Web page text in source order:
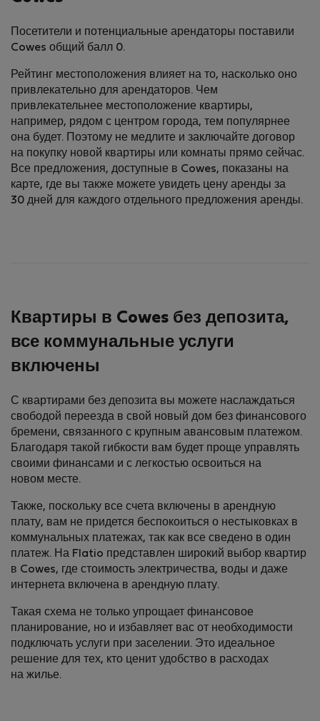
Посетители и потенциальные арендаторы поставили
Cowes общий балл 0.
Рейтинг местоположения влияет на то, насколько оно
привлекательно для арендаторов. Чем
привлекательнее местоположение квартиры,
например, рядом с центром города, тем популярнее
она будет. Поэтому не медлите и заключайте договор
на покупку новой квартиры или комнаты прямо сейчас.
Все предложения, доступные в Cowes, показаны на
карте, где вы также можете увидеть цену аренды за
30 дней для каждого отдельного предложения аренды.
Квартиры в Cowes без депозита,
все коммунальные услуги
включены
С квартирами без депозита вы можете наслаждаться
свободой переезда в свой новый дом без финансового
бремени, связанного с крупным авансовым платежом.
Благодаря такой гибкости вам будет проще управлять
своими финансами и с легкостью освоиться на
новом месте.
Также, поскольку все счета включены в арендную
плату, вам не придется беспокоиться о нестыковках в
коммунальных платежах, так как все сведено в один
платеж. На Flatio представлен широкий выбор квартир
в Cowes, где стоимость электричества, воды и даже
интернета включена в арендную плату.
Такая схема не только упрощает финансовое
планирование, но и избавляет вас от необходимости
подключать услуги при заселении. Это идеальное
решение для тех, кто ценит удобство в расходах
на жилье.